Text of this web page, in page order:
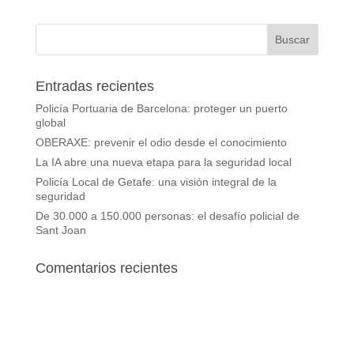
Entradas recientes
Policía Portuaria de Barcelona: proteger un puerto
global
OBERAXE: prevenir el odio desde el conocimiento
La IA abre una nueva etapa para la seguridad local
Policía Local de Getafe: una visión integral de la
seguridad
De 30.000 a 150.000 personas: el desafío policial de
Sant Joan
Comentarios recientes